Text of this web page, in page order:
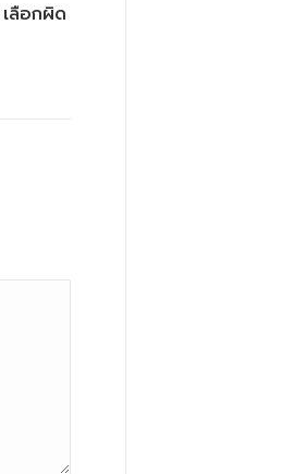
ลือกผิด